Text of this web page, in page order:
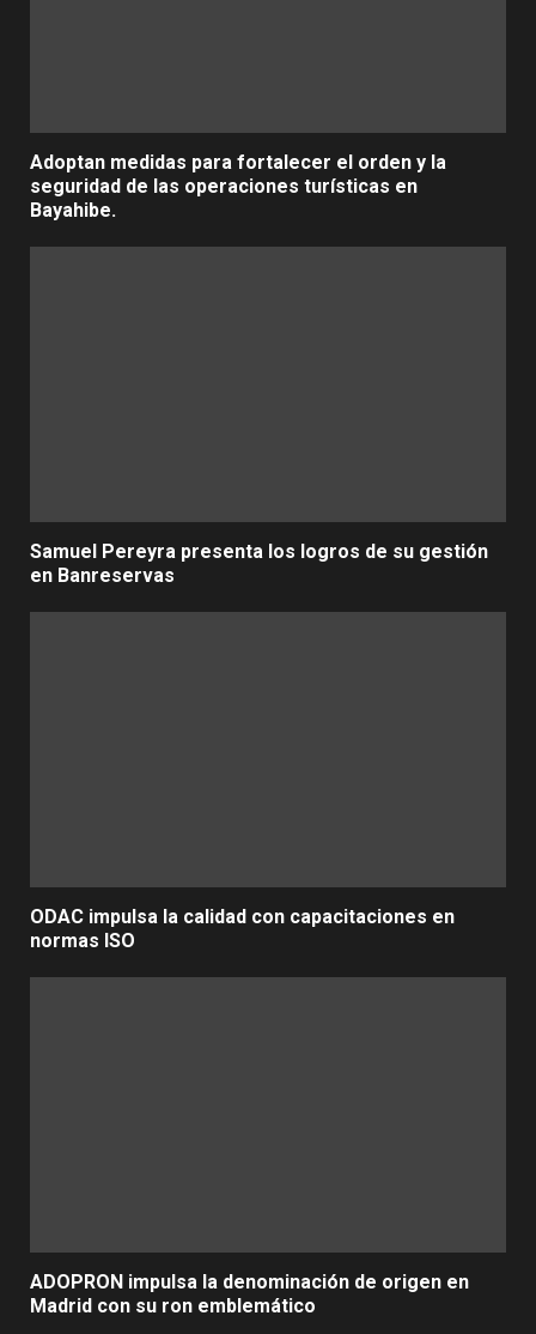
Adoptan medidas para fortalecer el orden y la
seguridad de las operaciones turísticas en
Bayahibe.
Samuel Pereyra presenta los logros de su gestión
en Banreservas
ODAC impulsa la calidad con capacitaciones en
normas ISO
ADOPRON impulsa la denominación de origen en
Madrid con su ron emblemático